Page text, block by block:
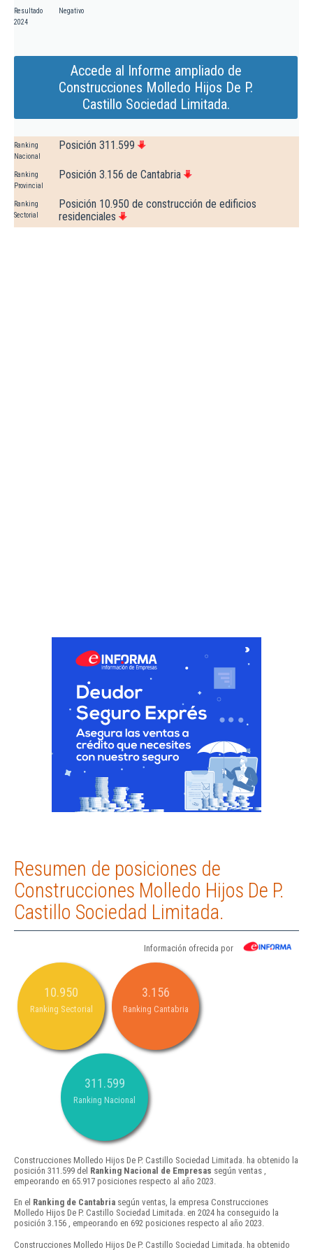
Resultado
2024
Negativo
Accede al Informe ampliado de
Construcciones Molledo Hijos De P.
Castillo Sociedad Limitada.
Ranking
Nacional
Posición 311.599
Ranking
Provincial
Posición 3.156 de Cantabria
Ranking
Sectorial
Posición 10.950 de construcción de edificios
residenciales
Resumen de posiciones de
Construcciones Molledo Hijos De P.
Castillo Sociedad Limitada.
Información ofrecida por
10.950
Ranking Sectorial
3.156
Ranking Cantabria
311.599
Ranking Nacional
Construcciones Molledo Hijos De P. Castillo Sociedad Limitada. ha obtenido la
posición 311.599 del Ranking Nacional de Empresas según ventas ,
empeorando en 65.917 posiciones respecto al año 2023.
En el Ranking de Cantabria según ventas, la empresa Construcciones
Molledo Hijos De P. Castillo Sociedad Limitada. en 2024 ha conseguido la
posición 3.156 , empeorando en 692 posiciones respecto al año 2023.
Construcciones Molledo Hijos De P. Castillo Sociedad Limitada. ha obtenido